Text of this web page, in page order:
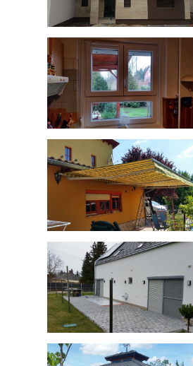
Falbontás nélküli
ablakcsere
Külső tokos
alumínium redőny
Külső tokos
alumínium redőny